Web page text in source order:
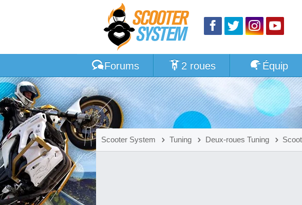
Forums 2 roues Équip
Scooter System Tuning Deux-roues Tuning